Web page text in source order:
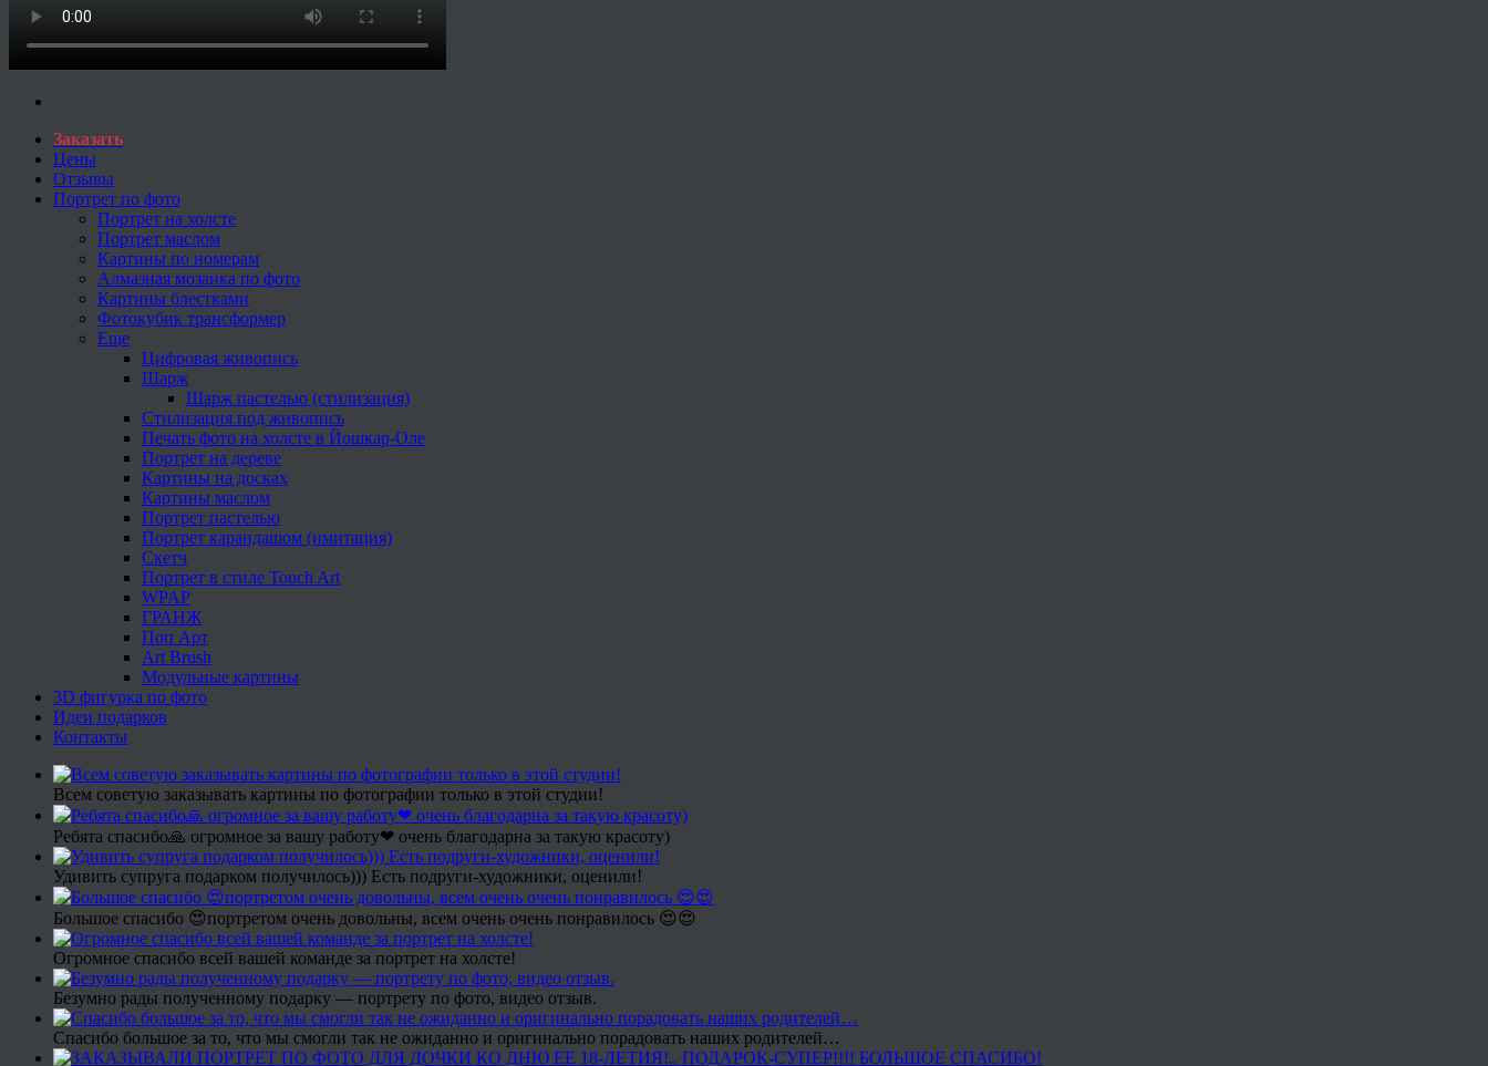
Заказать
Цены
Отзывы
Портрет по фото
Портрет на холсте
Портрет маслом
Картины по номерам
Алмазная мозаика по фото
Картины блестками
Фотокубик трансформер
Еще
Цифровая живопись
Шарж
Шарж пастелью (стилизация)
Стилизация под живопись
Печать фото на холсте в Йошкар-Оле
Портрет на дереве
Картины на досках
Картины маслом
Портрет пастелью
Портрет карандашом (имитация)
Скетч
Портрет в стиле Touch Art
WPAP
ГРАНЖ
Поп Арт
Art Brush
Модульные картины
3D фигурка по фото
Идеи подарков
Контакты
Всем советую заказывать картины по фотографии только в этой студии!
Ребята спасибо🙏 огромное за вашу работу❤ очень благодарна за такую красоту)
Удивить супруга подарком получилось))) Есть подруги-художники, оценили!
Большое спасибо 😍портретом очень довольны, всем очень очень понравилось 😍😍
Огромное спасибо всей вашей команде за портрет на холсте!
Безумно рады полученному подарку — портрету по фото, видео отзыв.
Спасибо большое за то, что мы смогли так не ожиданно и оригинально порадовать наших родителей…